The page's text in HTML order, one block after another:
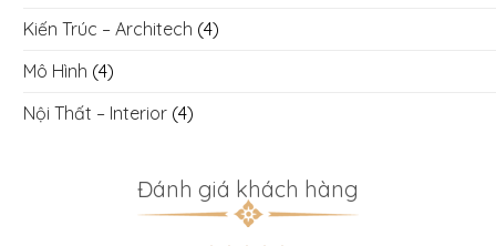
Kiến Trúc – Architech (4)
Mô Hình (4)
Nội Thất – Interior(4)
Đánh giá khách hàng